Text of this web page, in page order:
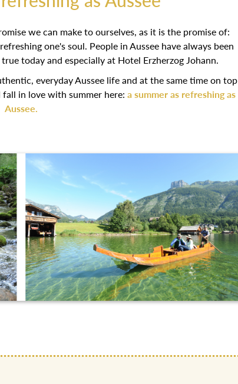
we can make to ourselves, as it is the promise of:
one's soul. People in Aussee have always been
today and especially at Hotel Erzherzog Johann.
everyday Aussee life and at the same time on top
in love with summer here: a summer as refreshing as
Aussee.